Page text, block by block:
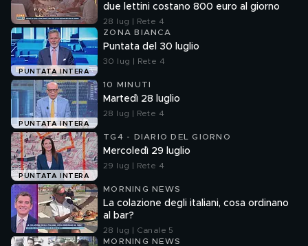
due lettini costano 800 euro al giorno
28 lug | Rete 4
PUNTATA INTERA
ZONA BIANCA
Puntata del 30 luglio
30 lug | Rete 4
PUNTATA INTERA
10 MINUTI
Martedì 28 luglio
28 lug | Rete 4
PUNTATA INTERA
TG4 - DIARIO DEL GIORNO
Mercoledì 29 luglio
29 lug | Rete 4
MORNING NEWS
La colazione degli italiani, cosa ordinano
al bar?
28 lug | Canale 5
MORNING NEWS